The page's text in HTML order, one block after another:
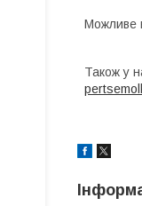
Можливе
Також у